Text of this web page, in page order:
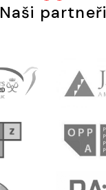
Naši partneři